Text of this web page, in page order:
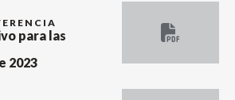
para las
2023